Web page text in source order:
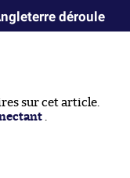
déroule
sur cet article.